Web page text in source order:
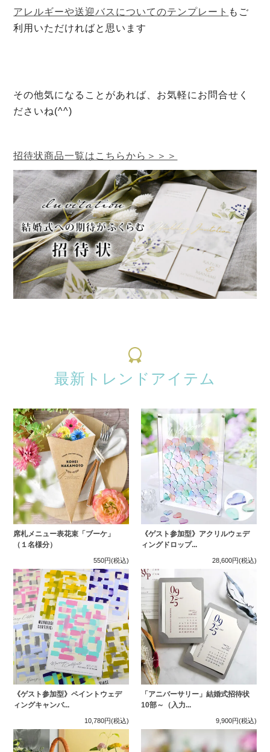
アレルギーや送迎バスについてのテンプレート もご
利用いただければと思います
その他気になることがあれば、お気軽にお問合せく
ださいね(^^)
招待状商品一覧はこちらから＞＞＞
最新トレンドアイテム
席札メニュー表花束「ブーケ」
（１名様分）
550円(税込)
《ゲスト参加型》アクリルウェデ
ィングドロップ...
28,600円(税込)
《ゲスト参加型》ペイントウェデ
ィングキャンバ...
10,780円(税込)
「アニバーサリー」結婚式招待状
10部～（入力...
9,900円(税込)